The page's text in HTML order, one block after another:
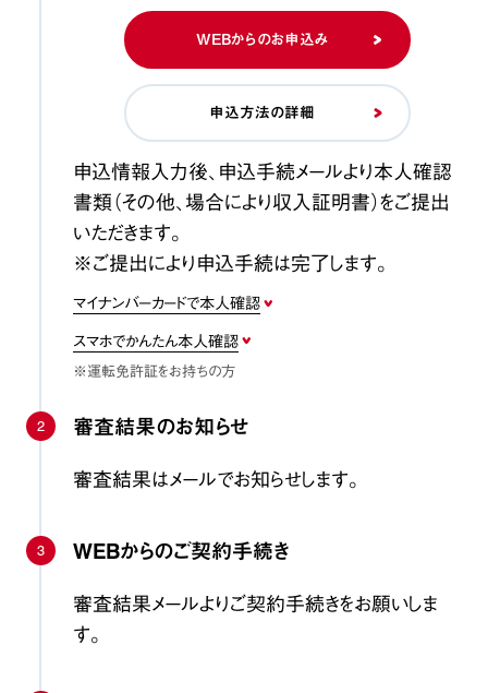
WEBからのお申込み
申込方法の詳細
申込情報入力後、申込手続メールより本人確認
書類（その他、場合により収入証明書）をご提出
いただきます。
※ご提出により申込手続は完了します。
マイナンバーカードで本人確認
スマホでかんたん本人確認
※運転免許証をお持ちの方
2 審査結果のお知らせ
審査結果はメールでお知らせします。
3 WEBからのご契約手続き
審査結果メールよりご契約手続きをお願いしま
す。